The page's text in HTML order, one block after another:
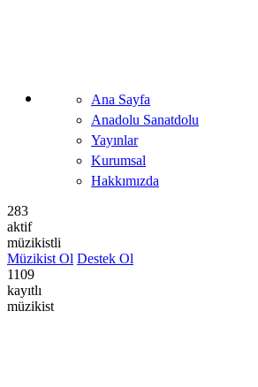
Ana Sayfa
Anadolu Sanatdolu
Yayınlar
Kurumsal
Hakkımızda
283
aktif
müzikistli
Müzikist Ol Destek Ol
1109
kayıtlı
müzikist